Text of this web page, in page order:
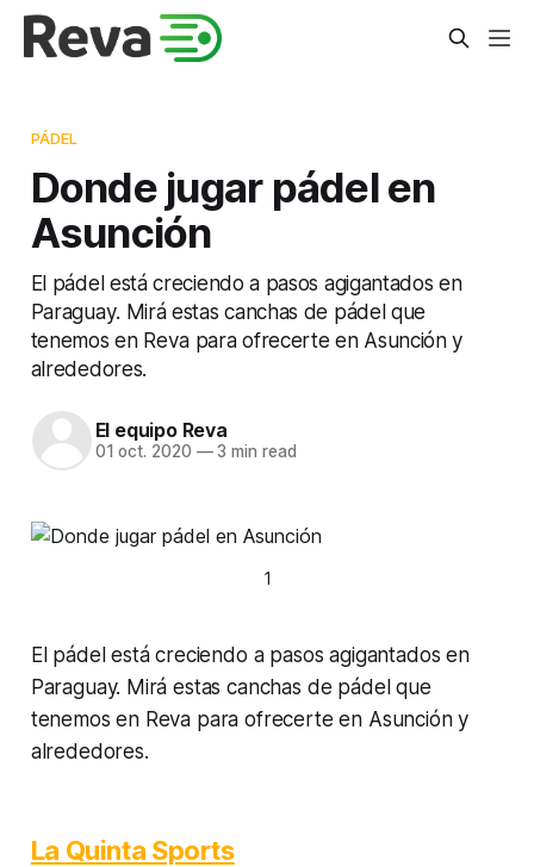
PÁDEL
Donde jugar pádel en
Asunción
El pádel está creciendo a pasos agigantados en
Paraguay. Mirá estas canchas de pádel que
tenemos en Reva para ofrecerte en Asunción y
alrededores.
El equipo Reva
01 oct. 2020 —3 min read
1
El pádel está creciendo a pasos agigantados en
Paraguay. Mirá estas canchas de pádel que
tenemos en Reva para ofrecerte en Asunción y
alrededores.
La Quinta Sports